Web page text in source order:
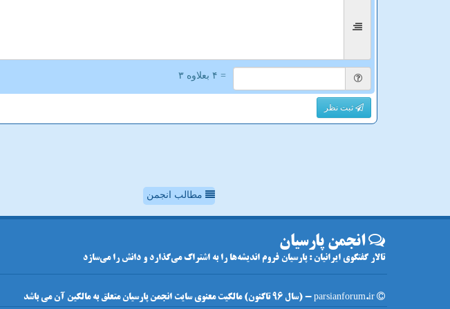
= ۴ بعلاوه ۳
ثبت نظر
مطالب انجمن
انجمن پارسیان
تالار گفتگوی ایرانیان : پارسیان فروم اندیشه‌ها را به اشتراک می‌گذارد و دانش را می‌سازد